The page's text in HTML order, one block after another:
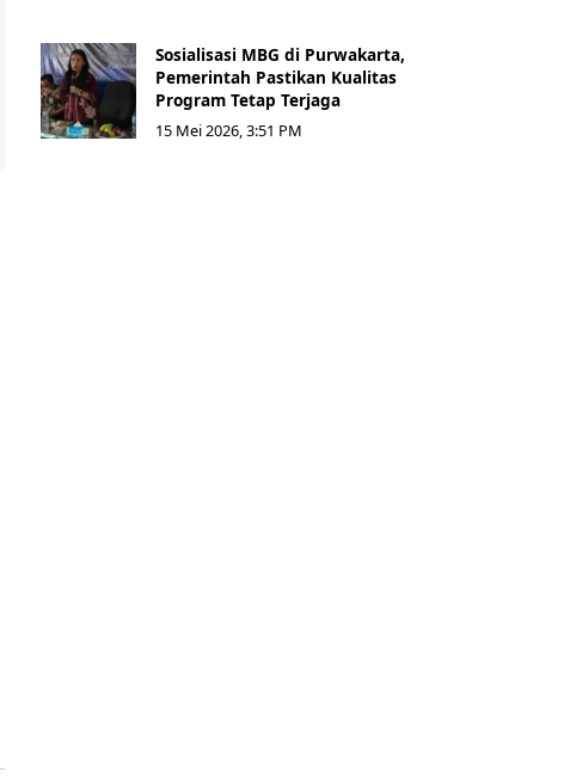
Sosialisasi MBG di Purwakarta,
Pemerintah Pastikan Kualitas
Program Tetap Terjaga
15 Mei 2026, 3:51 PM